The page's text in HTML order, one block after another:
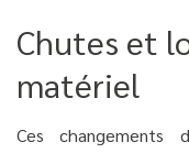
Chutes et
matériel
Ces changements